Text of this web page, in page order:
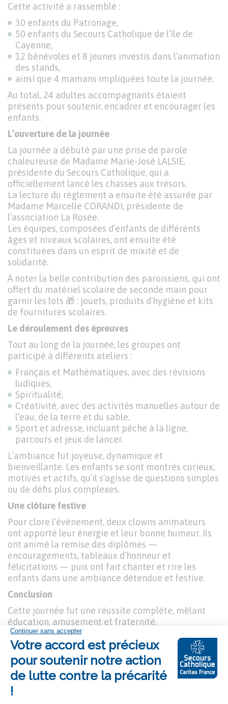
Cette activité a rassemblé :
30 enfants du Patronage,
50 enfants du Secours Catholique de l’île de
Cayenne,
12 bénévoles et 8 jeunes investis dans l’animation
des stands,
ainsi que 4 mamans impliquées toute la journée.
Au total, 24 adultes accompagnants étaient
présents pour soutenir, encadrer et encourager les
enfants.
L’ouverture de la journée
La journée a débuté par une prise de parole
chaleureuse de Madame Marie-José LALSIE,
présidente du Secours Catholique, qui a
officiellement lancé les chasses aux trésors.
La lecture du règlement a ensuite été assurée par
Madame Marcelle CORANDI, présidente de
l’association La Rosée.
Les équipes, composées d’enfants de différents
âges et niveaux scolaires, ont ensuite été
constituées dans un esprit de mixité et de
solidarité.
À noter la belle contribution des paroissiens, qui ont
offert du matériel scolaire de seconde main pour
garnir les lots 🎁 : jouets, produits d’hygiène et kits
de fournitures scolaires.
Le déroulement des épreuves
Tout au long de la journée, les groupes ont
participé à différents ateliers :
Français et Mathématiques, avec des révisions
ludiques,
Spiritualité,
Créativité, avec des activités manuelles autour de
l’eau, de la terre et du sable,
Sport et adresse, incluant pêche à la ligne,
parcours et jeux de lancer.
L’ambiance fut joyeuse, dynamique et
bienveillante. Les enfants se sont montrés curieux,
motivés et actifs, qu’il s’agisse de questions simples
ou de défis plus complexes.
Une clôture festive
Pour clore l’événement, deux clowns animateurs
ont apporté leur énergie et leur bonne humeur. Ils
ont animé la remise des diplômes —
encouragements, tableaux d’honneur et
félicitations — puis ont fait chanter et rire les
enfants dans une ambiance détendue et festive.
Conclusion
Cette journée fut une réussite complète, mêlant
éducation, amusement et fraternité.
La participation active des enfants, l’engagement
des jeunes et des bénévoles, l’implication des
familles et la générosité des paroissiens ont permis
de donner vie à une activité originale et
enrichissante au cœur de la longue période des
vacances scolaires.